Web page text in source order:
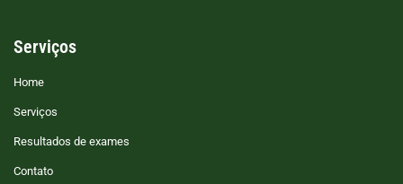
Serviços
Home
Serviços
Resultados de exames
Contato